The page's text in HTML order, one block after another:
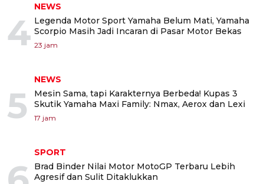
4
NEWS
Legenda Motor Sport Yamaha Belum Mati, Yamaha
Scorpio Masih Jadi Incaran di Pasar Motor Bekas
23 jam
5
NEWS
Mesin Sama, tapi Karakternya Berbeda! Kupas 3
Skutik Yamaha Maxi Family: Nmax, Aerox dan Lexi
17 jam
SPORT
Brad Binder Nilai Motor MotoGP Terbaru Lebih
Agresif dan Sulit Ditaklukkan